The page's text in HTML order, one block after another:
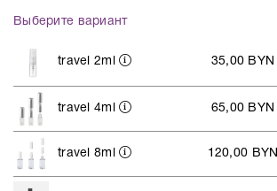
Выберите вариант
travel 2ml 35,00 BYN
travel 4ml 65,00 BYN
travel 8ml 120,00 BYN